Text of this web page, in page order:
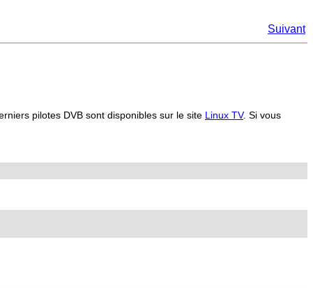
Suivant
pilotes DVB sont disponibles sur le site Linux TV. Si vous